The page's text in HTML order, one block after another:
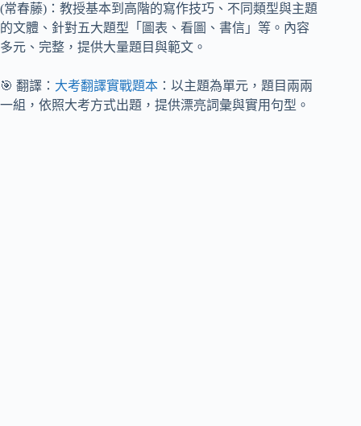
(常春藤)：教授基本到高階的寫作技巧、不同類型與主題
的文體、針對五大題型「圖表、看圖、書信」等。內容
多元、完整，提供大量題目與範文。
🎯 翻譯： 大考翻譯實戰題本 ：以主題為單元，題目兩兩
一組，依照大考方式出題，提供漂亮詞彙與實用句型。